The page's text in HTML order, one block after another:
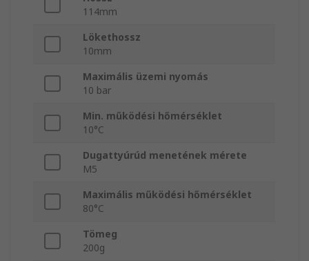
114mm
Lökethossz
10mm
Maximális üzemi nyomás
10 bar
Min. működési hőmérséklet
10°C
Dugattyúrúd menetének mérete
M5
Maximális működési hőmérséklet
80°C
Tömeg
200g